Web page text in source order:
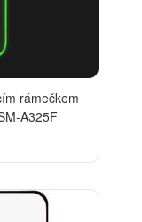
rámečkem
A325F